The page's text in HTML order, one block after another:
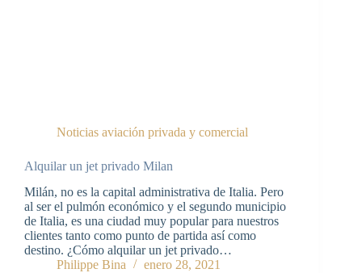
Noticias aviación privada y comercial
Alquilar un jet privado Milan
Milán, no es la capital administrativa de Italia. Pero
al ser el pulmón económico y el segundo municipio
de Italia, es una ciudad muy popular para nuestros
clientes tanto como punto de partida así como
destino. ¿Cómo alquilar un jet privado…
Philippe Bina
enero 28, 2021